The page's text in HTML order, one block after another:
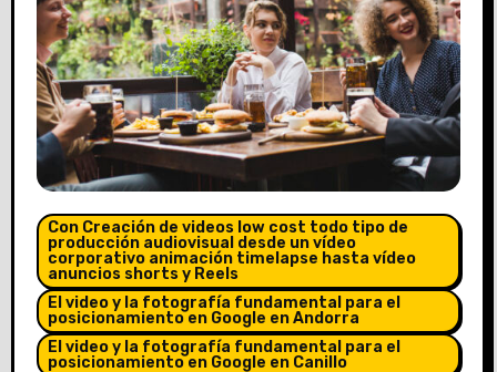
Con Creación de videos low cost todo tipo de
producción audiovisual desde un vídeo
corporativo animación timelapse hasta vídeo
anuncios shorts y Reels
El video y la fotografía fundamental para el
posicionamiento en Google en Andorra
El video y la fotografía fundamental para el
posicionamiento en Google en Canillo